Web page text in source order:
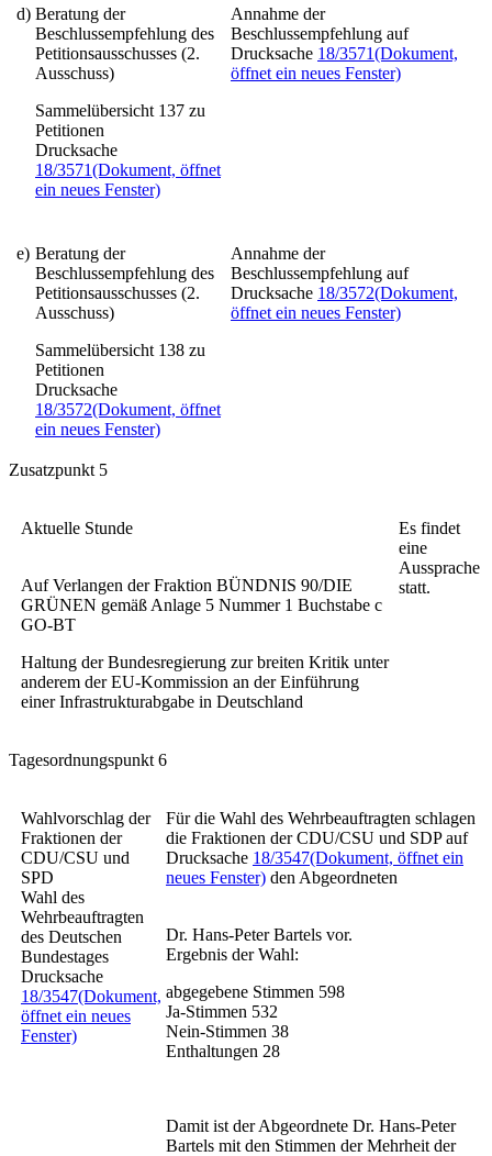
d) Beratung der
Beschlussempfehlung des
Petitionsausschusses (2.
Ausschuss)
Sammelübersicht 137 zu
Petitionen
Drucksache
18/3571(Dokument, öffnet
ein neues Fenster)
Annahme der
Beschlussempfehlung auf
Drucksache 18/3571(Dokument,
öffnet ein neues Fenster)
e) Beratung der
Beschlussempfehlung des
Petitionsausschusses (2.
Ausschuss)
Sammelübersicht 138 zu
Petitionen
Drucksache
18/3572(Dokument, öffnet
ein neues Fenster)
Annahme der
Beschlussempfehlung auf
Drucksache 18/3572(Dokument,
öffnet ein neues Fenster)
Zusatzpunkt 5
Aktuelle Stunde
Auf Verlangen der Fraktion BÜNDNIS 90/DIE
GRÜNEN gemäß Anlage 5 Nummer 1 Buchstabe c
GO-BT
Haltung der Bundesregierung zur breiten Kritik unter
anderem der EU-Kommission an der Einführung
einer Infrastrukturabgabe in Deutschland
Es findet
eine
Aussprache
statt.
Tagesordnungspunkt 6
Wahlvorschlag der
Fraktionen der
CDU/CSU und
SPD
Wahl des
Wehrbeauftragten
des Deutschen
Bundestages
Drucksache
18/3547(Dokument,
öffnet ein neues
Fenster)
Für die Wahl des Wehrbeauftragten schlagen
die Fraktionen der CDU/CSU und SDP auf
Drucksache 18/3547(Dokument, öffnet ein
neues Fenster) den Abgeordneten
Dr. Hans-Peter Bartels vor.
Ergebnis der Wahl:
abgegebene Stimmen 598
Ja-Stimmen 532
Nein-Stimmen 38
Enthaltungen 28
Damit ist der Abgeordnete Dr. Hans-Peter
Bartels mit den Stimmen der Mehrheit der